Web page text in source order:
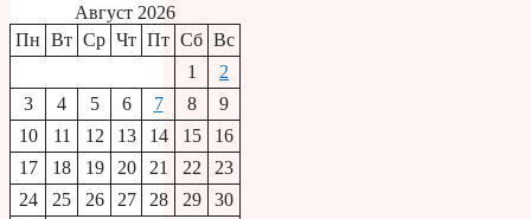
Август 2026
Пн Вт Ср Чт Пт Сб Вс
1
2
3
4 5 6 7 8
9
10
11 12 13 14 15
16
17
18 19 20 21 22
23
24
25 26 27 28 29
30